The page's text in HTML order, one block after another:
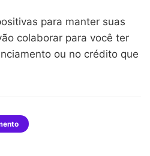
para manter suas
colaborar para você ter
ou no crédito que